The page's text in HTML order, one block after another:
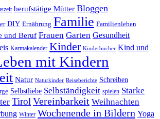
berufstätige Mütter Bloggen
DIY Ernährung Familie Familienleben
und Beruf Frauen Garten Gesundheit
Karmakalender Kinder Kinderbücher Kind und
mit Kindern
Natur Naturkinder Reiseberichte Schreiben
Selbstliebe Selbständigkeit spielen Starke
Tirol Vereinbarkeit Weihnachten
Winter Wochenende in Bildern Yoga